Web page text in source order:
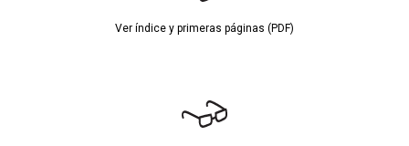
Ver índice y primeras páginas (PDF)